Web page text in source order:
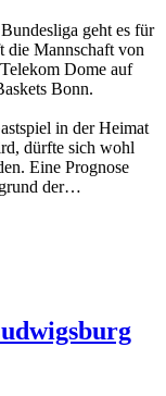
geht es für
die Mannschaft von
Dome auf
Bonn.
in der Heimat
dürfte sich wohl
Eine Prognose
der…